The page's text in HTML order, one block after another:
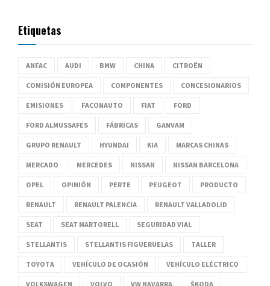
Etiquetas
ANFAC AUDI BMW CHINA CITROËN
COMISIÓN EUROPEA COMPONENTES CONCESIONARIOS
EMISIONES FACONAUTO FIAT FORD
FORD ALMUSSAFES FÁBRICAS GANVAM
GRUPO RENAULT HYUNDAI KIA MARCAS CHINAS
MERCADO MERCEDES NISSAN NISSAN BARCELONA
OPEL OPINIÓN PERTE PEUGEOT PRODUCTO
RENAULT RENAULT PALENCIA RENAULT VALLADOLID
SEAT SEAT MARTORELL SEGURIDAD VIAL
STELLANTIS STELLANTIS FIGUERUELAS TALLER
TOYOTA VEHÍCULO DE OCASIÓN VEHÍCULO ELÉCTRICO
VOLKSWAGEN VOLVO VW NAVARRA ŠKODA